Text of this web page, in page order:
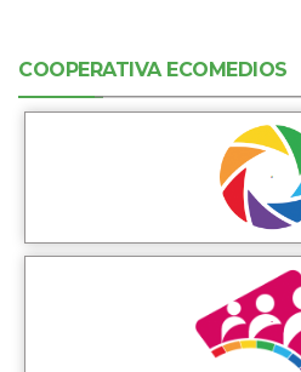
COOPERATIVA ECOMEDIOS